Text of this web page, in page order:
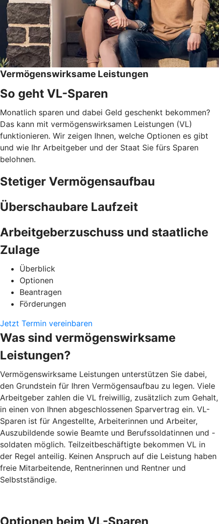
Vermögenswirksame Leistungen
So geht VL-Sparen
Monatlich sparen und dabei Geld geschenkt bekommen?
Das kann mit vermögenswirksamen Leistungen (VL)
funktionieren. Wir zeigen Ihnen, welche Optionen es gibt
und wie Ihr Arbeitgeber und der Staat Sie fürs Sparen
belohnen.
Stetiger Vermögensaufbau
Überschaubare Laufzeit
Arbeitgeberzuschuss und staatliche
Zulage
Überblick
Optionen
Beantragen
Förderungen
Jetzt Termin vereinbaren
Was sind vermögenswirksame
Leistungen?
Vermögenswirksame Leistungen unterstützen Sie dabei,
den Grundstein für Ihren Vermögensaufbau zu legen. Viele
Arbeitgeber zahlen die VL freiwillig, zusätzlich zum Gehalt,
in einen von Ihnen abgeschlossenen Sparvertrag ein. VL-
Sparen ist für Angestellte, Arbeiterinnen und Arbeiter,
Auszubildende sowie Beamte und Berufssoldatinnen und -
soldaten möglich. Teilzeitbeschäftigte bekommen VL in
der Regel anteilig. Keinen Anspruch auf die Leistung haben
freie Mitarbeitende, Rentnerinnen und Rentner und
Selbstständige.
Optionen beim VL-Sparen